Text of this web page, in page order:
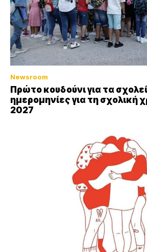
Newsroom
Πρώτο κουδούνι για τα
ημερομηνίες για τη σχολική
2027